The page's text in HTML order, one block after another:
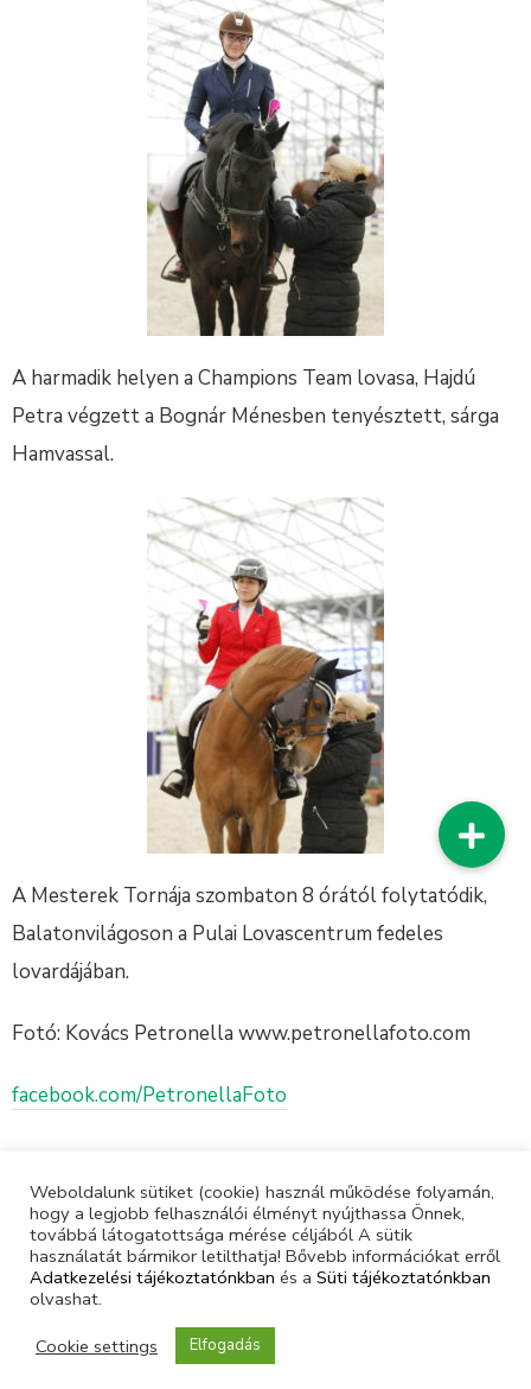
A harmadik helyen a Champions Team lovasa, Hajdú
Petra végzett a Bognár Ménesben tenyésztett, sárga
Hamvassal.
A Mesterek Tornája szombaton 8 órától folytatódik,
Balatonvilágoson a Pulai Lovascentrum fedeles
lovardájában.
Fotó: Kovács Petronella www.petronellafoto.com
facebook.com/PetronellaFoto
© Magyar Lovas Szövetség | Minden jog fenntartva |
Weboldalunk sütiket (cookie) használ működése folyamán,
hogy a legjobb felhasználói élményt nyújthassa Önnek,
továbbá látogatottsága mérése céljából A sütik
használatát bármikor letilthatja! Bővebb információkat erről
Adatkezelési tájékoztatónkban és a Süti tájékoztatónkban
olvashat.
Cookie settings
Elfogadás